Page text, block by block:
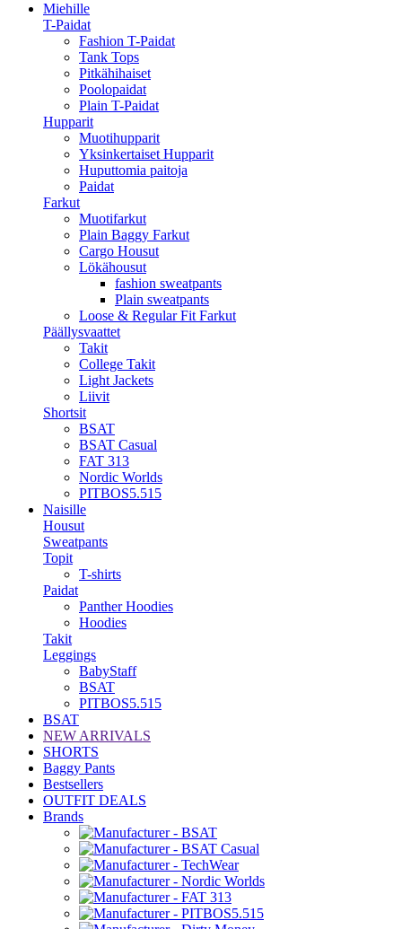
Miehille
T-Paidat
Fashion T-Paidat
Tank Tops
Pitkähihaiset
Poolopaidat
Plain T-Paidat
Hupparit
Muotihupparit
Yksinkertaiset Hupparit
Huputtomia paitoja
Paidat
Farkut
Muotifarkut
Plain Baggy Farkut
Cargo Housut
Lökähousut
fashion sweatpants
Plain sweatpants
Loose & Regular Fit Farkut
Päällysvaattet
Takit
College Takit
Light Jackets
Liivit
Shortsit
BSAT
BSAT Casual
FAT 313
Nordic Worlds
PITBOS5.515
Naisille
Housut
Sweatpants
Topit
T-shirts
Paidat
Panther Hoodies
Hoodies
Takit
Leggings
BabyStaff
BSAT
PITBOS5.515
BSAT
NEW ARRIVALS
SHORTS
Baggy Pants
Bestsellers
OUTFIT DEALS
Brands